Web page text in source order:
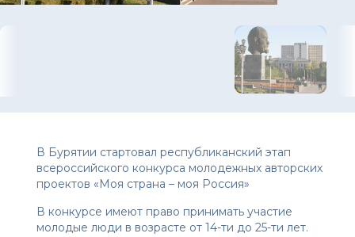
В Бурятии стартовал республиканский этап
всероссийского конкурса молодежных авторских
проектов «Моя страна – моя Россия»
В конкурсе имеют право принимать участие
молодые люди в возрасте от 14-ти до 25-ти лет.